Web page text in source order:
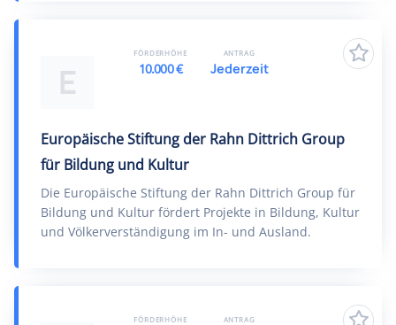
E
Europäische Stiftung der Rahn Dittrich Group
für Bildung und Kultur
Die Europäische Stiftung der Rahn Dittrich Group für
Bildung und Kultur fördert Projekte in Bildung, Kultur
und Völkerverständigung im In- und Ausland.
FÖRDERHÖHE
10.000 €
ANTRAG
Jederzeit
FÖRDERHÖHE ANTRAG